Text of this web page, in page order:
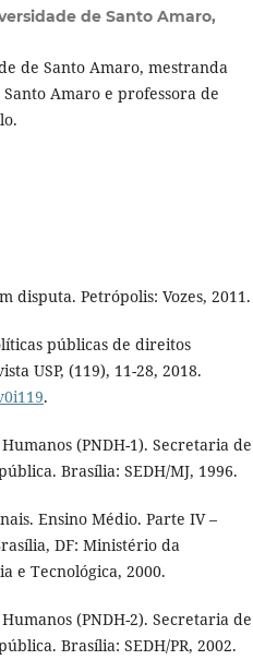
de Santo Amaro,
de Santo Amaro, mestranda
Amaro e professora de
disputa. Petrópolis: Vozes, 2011.
públicas de direitos
USP, (119), 11-28, 2018.
.
(PNDH-1). Secretaria de
Brasília: SEDH/MJ, 1996.
Ensino Médio. Parte IV –
DF: Ministério da
e Tecnológica, 2000.
(PNDH-2). Secretaria de
Brasília: SEDH/PR, 2002.